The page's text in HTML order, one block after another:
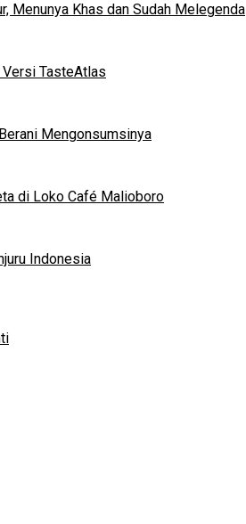
Menunya Khas dan Sudah Melegenda
TasteAtlas
Mengonsumsinya
di Loko Café Malioboro
Indonesia